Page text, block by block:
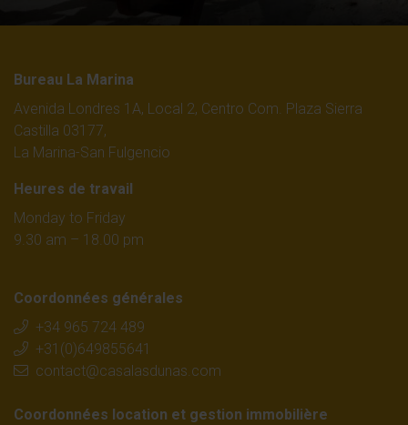
Bureau La Marina
Avenida Londres 1A, Local 2, Centro Com. Plaza Sierra
Castilla 03177,
La Marina-San Fulgencio
Heures de travail
Monday to Friday
9.30 am – 18.00 pm
Coordonnées générales
+34 965 724 489
+31(0)649855641
contact@casalasdunas.com
Coordonnées location et gestion immobilière